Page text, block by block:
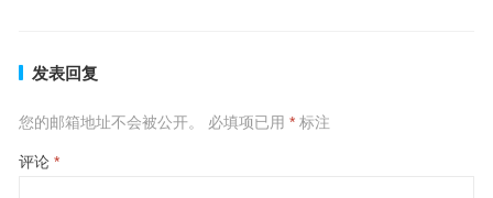
发表回复
您的邮箱地址不会被公开。 必填项已用 *标注
评论 *